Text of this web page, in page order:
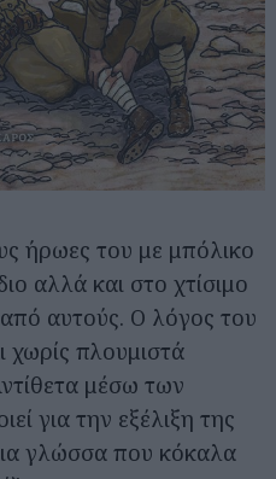
ήρωες του με μπόλικο
αλλά και στο χτίσιμο
αυτούς. Ο λόγος του
χωρίς πλουμιστά
μέσω των
για την εξέλιξη της
γλώσσα που κόκαλα